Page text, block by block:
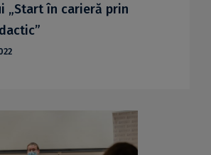
„Start în carieră prin